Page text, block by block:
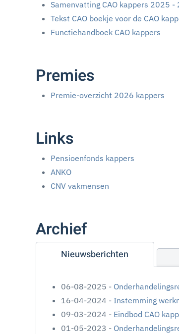
Samenvatting CAO kappers 2025 -
Tekst CAO boekje voor de CAO
Functiehandboek CAO kappers
Premies
Premie-overzicht 2026 kappers
Links
Pensioenfonds kappers
ANKO
CNV vakmensen
Archief
Nieuwsberichten
06-08-2025 -
16-04-2024 - Instemming
09-03-2024 - Eindbod CAO
01-05-2023 -